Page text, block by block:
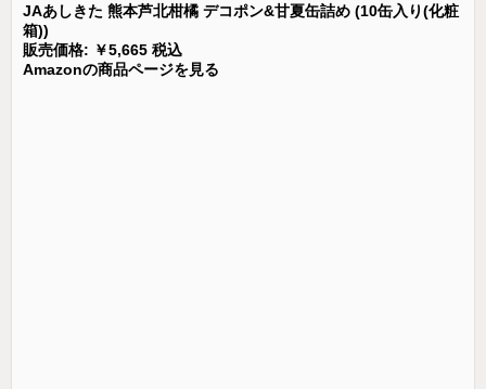
JAあしきた 熊本芦北柑橘 デコポン&甘夏缶詰め (10缶入り(化粧
箱))
販売価格: ￥5,665 税込
Amazonの商品ページを見る